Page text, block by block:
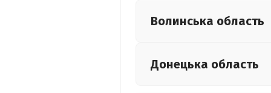
Волинська область
Донецька область